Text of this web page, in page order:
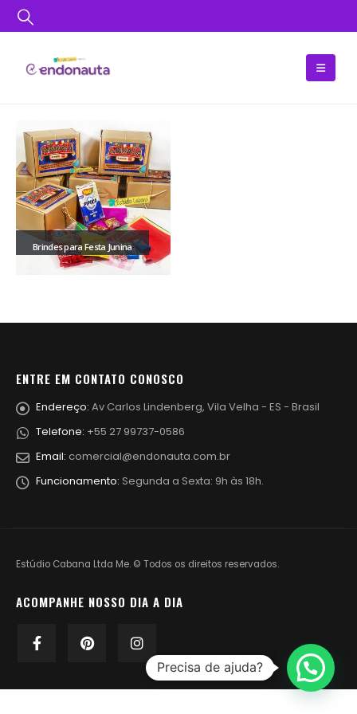
Brindes para Festa Junina
ENTRE EM CONTATO CONOSCO
Endereço: Av Carlos Lindenberg, Vila Velha - ES - Brasil
Telefone: +55 27 99737-0586
Email: comercial@endonauta.com.br
Funcionamento: Segunda a Sexta: 9h às 18h.
Estúdio Cabana Ltda Me. © Todos os direitos reservados.
ACOMPANHE NOSSO DIA A DIA
Precisa de ajuda?